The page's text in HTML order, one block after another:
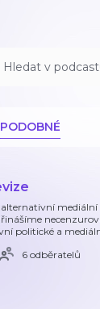
PODOBNÉ
alternativní
politické a
6 odběratelů